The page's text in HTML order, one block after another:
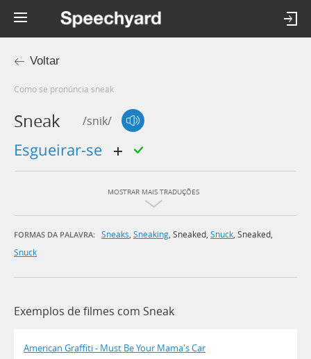
Voltar
Como se pronúncia sneak
Sneak /snik/
esgueirar-se
MOSTRAR MAIS TRADUÇÕES
FORMAS DA PALAVRA: Sneaks, Sneaking, Sneaked, Snuck, Sneaked,
Snuck
Exemplos de filmes com Sneak
American Graffiti - Must Be Your Mama's Car